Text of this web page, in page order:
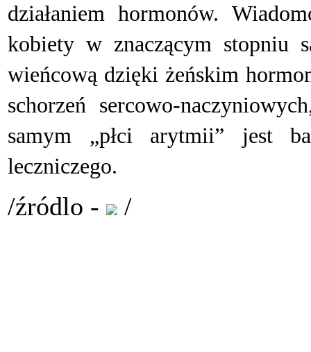
działaniem hormonów.
kobiety w znaczącym stopniu
wieńcową dzięki żeńskim
schorzeń sercowo-
samym „płci arytmii” jest
leczniczego.
/źródlo - /